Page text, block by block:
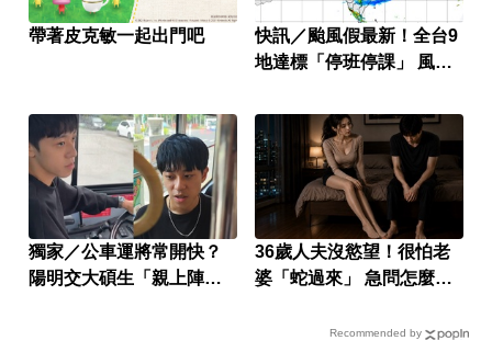
帶著皮克敏一起出門吧
快訊／颱風假最新！全台9
地達標「停班停課」 風雨
獨家／公車運將常開快？
陽明交大碩生「親上陣」
36歲人夫沒慾望！很怕老
婆「蛇過來」 急問怎麼
Recommended by